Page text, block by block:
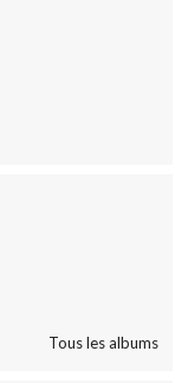
Tous les albums